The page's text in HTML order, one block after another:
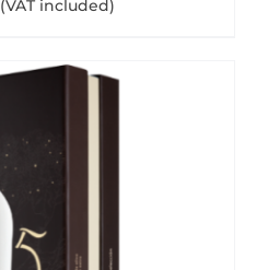
(VAT included)